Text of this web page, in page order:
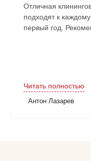
Отличная
подходят к
первый год.
Читать полностью
Антон Лазарев